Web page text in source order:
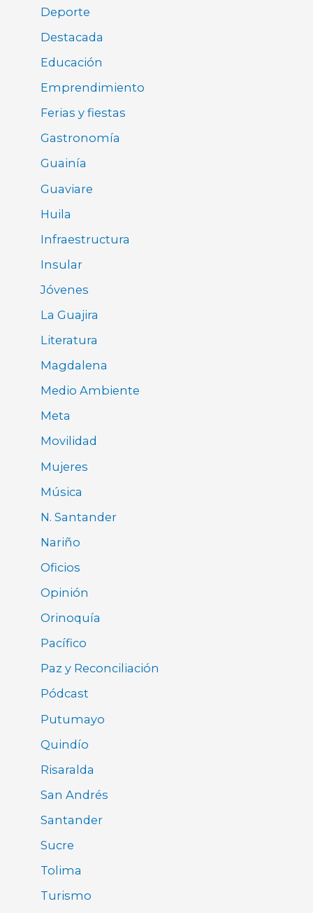
Deporte
Destacada
Educación
Emprendimiento
Ferias y fiestas
Gastronomía
Guainía
Guaviare
Huila
Infraestructura
Insular
Jóvenes
La Guajira
Literatura
Magdalena
Medio Ambiente
Meta
Movilidad
Mujeres
Música
N. Santander
Nariño
Oficios
Opinión
Orinoquía
Pacífico
Paz y Reconciliación
Pódcast
Putumayo
Quindío
Risaralda
San Andrés
Santander
Sucre
Tolima
Turismo